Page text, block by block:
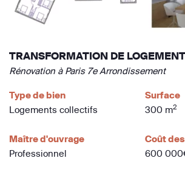
TRANSFORMATION DE
Rénovation à Paris 7e Arrondissement
Type de bien
Logements collectifs
Surface
300 m2
Maître d'ouvrage
Professionnel
Coût
600